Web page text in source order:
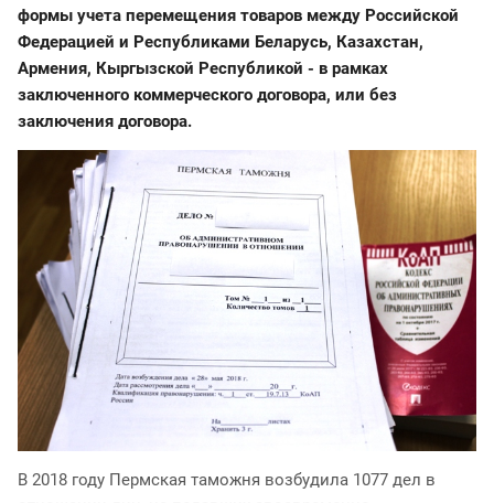
формы учета перемещения товаров между Российской
Федерацией и Республиками Беларусь, Казахстан,
Армения, Кыргызской Республикой - в рамках
заключенного коммерческого договора, или без
заключения договора.
В 2018 году Пермская таможня возбудила 1077 дел в